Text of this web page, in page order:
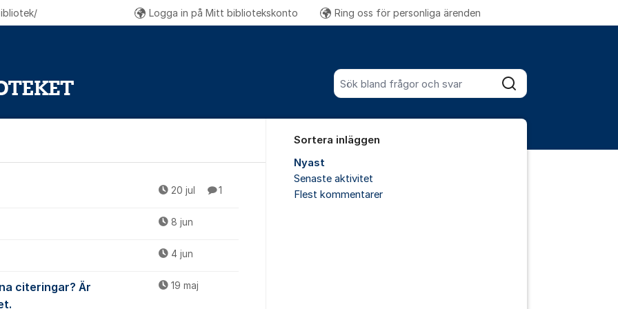
Sök bland alla inlägg
Sök
Logga in på Mitt bibliotekskonto Ring oss för personliga ärendenFler supportlänkar
20 jul 1
8 jun
4 jun
citeringar? Är
19 maj
Sortera inläggen
Nyast
Senaste aktivitet
Flest kommentarer